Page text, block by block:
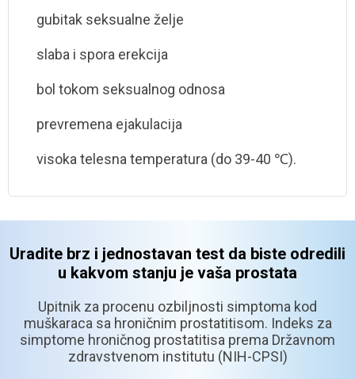
gubitak seksualne želje
slaba i spora erekcija
bol tokom seksualnog odnosa
prevremena ejakulacija
visoka telesna temperatura (do 39-40 ℃).
Uradite brz i jednostavan test da biste odredili
u kakvom stanju je vaša prostata
Upitnik za procenu ozbiljnosti simptoma kod
muškaraca sa hroničnim prostatitisom. Indeks za
simptome hroničnog prostatitisa prema Državnom
zdravstvenom institutu (NIH-CPSI)